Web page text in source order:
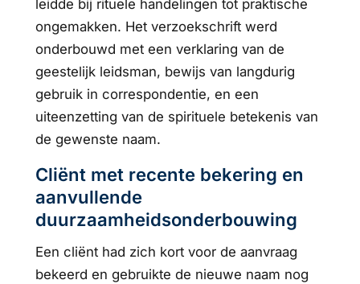
leidde bij rituele handelingen tot praktische
ongemakken. Het verzoekschrift werd
onderbouwd met een verklaring van de
geestelijk leidsman, bewijs van langdurig
gebruik in correspondentie, en een
uiteenzetting van de spirituele betekenis van
de gewenste naam.
Cliënt met recente bekering en
aanvullende
duurzaamheidsonderbouwing
Een cliënt had zich kort voor de aanvraag
bekeerd en gebruikte de nieuwe naam nog